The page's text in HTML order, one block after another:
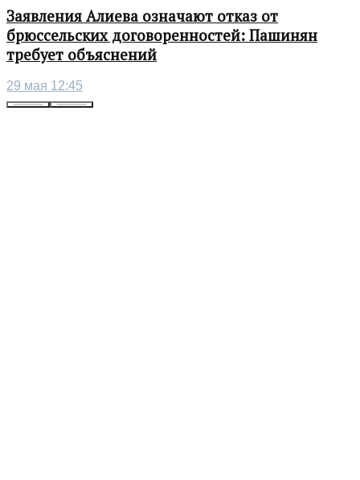
Заявления Алиева означают отказ от
брюссельских договоренностей: Пашинян
требует объяснений
29 мая 12:45